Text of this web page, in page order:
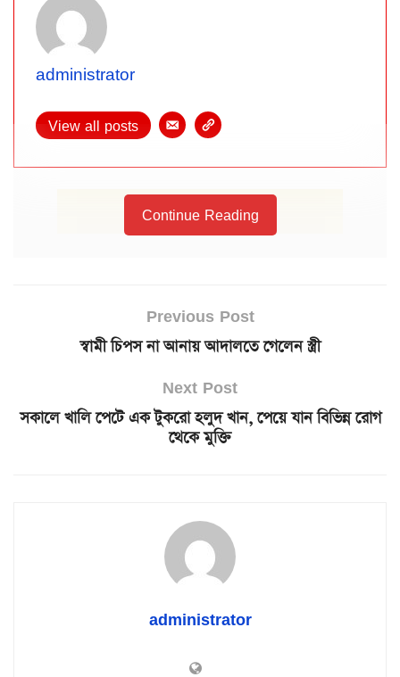
administrator
View all posts
Continue Reading
Previous Post
স্বামী চিপস না আনায় আদালতে গেলেন স্ত্রী
Next Post
সকালে খালি পেটে এক টুকরো হলুদ খান, পেয়ে যান বিভিন্ন রোগ
থেকে মুক্তি
administrator